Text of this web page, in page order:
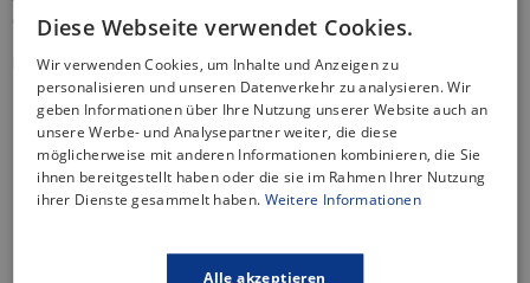
enthalten.
Badewannenabfluss - Produkteigenschaften:
Automatsicher Siphon
Steuerknopf - aus Metall, verchromt
Hoher Wasserdurchfluss 52 L / min
Widerstand des Siphons gegen den Druck von -588Pa
Er besitzt eine Wärmezertifikat von 95 Grad Celsius
2 Jahre Garantie
Diese Webseite verwendet Cookies.
Wir verwenden Cookies, um Inhalte und Anzeigen zu
personalisieren und unseren Datenverkehr zu analysieren. Wir
geben Informationen über Ihre Nutzung unserer Website auch an
unsere Werbe- und Analysepartner weiter, die diese
möglicherweise mit anderen Informationen kombinieren, die Sie
ihnen bereitgestellt haben oder die sie im Rahmen Ihrer Nutzung
ihrer Dienste gesammelt haben. Weitere Informationen
Alle akzeptieren